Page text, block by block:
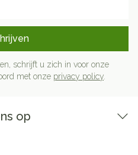
schrijft u zich in voor onze
met onze privacy policy
op